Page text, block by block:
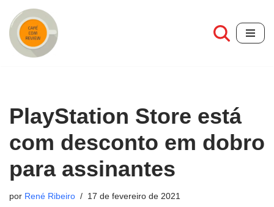
Pular
para
PlayStation Store está
com desconto em dobro
para assinantes
por René Ribeiro 17 de fevereiro de 2021